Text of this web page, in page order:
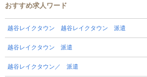
おすすめ求人ワード
越谷レイクタウン 越谷レイクタウン 派遣
越谷レイクタウン 派遣
越谷レイクタウン／ 派遣